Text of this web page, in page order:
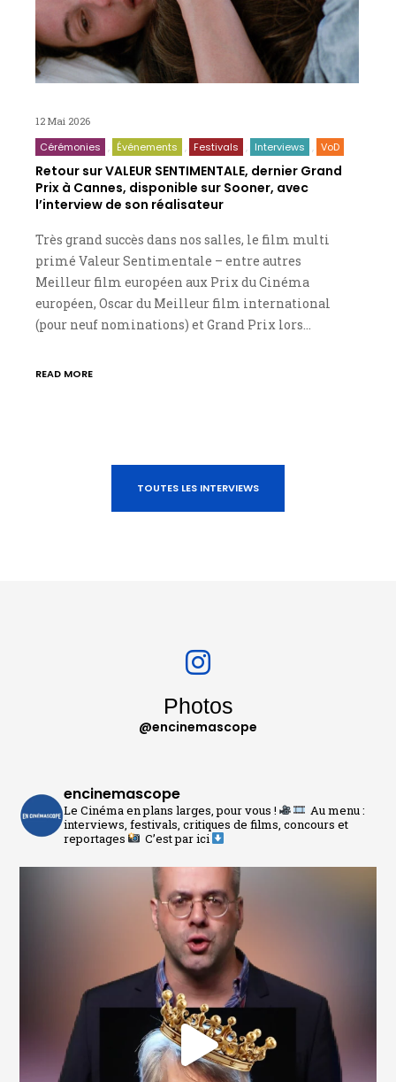
12 Mai 2026
Cérémonies Événements Festivals Interviews VoD
Retour sur VALEUR SENTIMENTALE, dernier Grand
Prix à Cannes, disponible sur Sooner, avec
l’interview de son réalisateur
Très grand succès dans nos salles, le film multi
primé Valeur Sentimentale – entre autres
Meilleur film européen aux Prix du Cinéma
européen, Oscar du Meilleur film international
(pour neuf nominations) et Grand Prix lors…
READ MORE
TOUTES LES INTERVIEWS
Photos
@encinemascope
encinemascope
Le Cinéma en plans larges, pour vous !
Au menu :
interviews, festivals, critiques de films, concours et
reportages
C’est par ici